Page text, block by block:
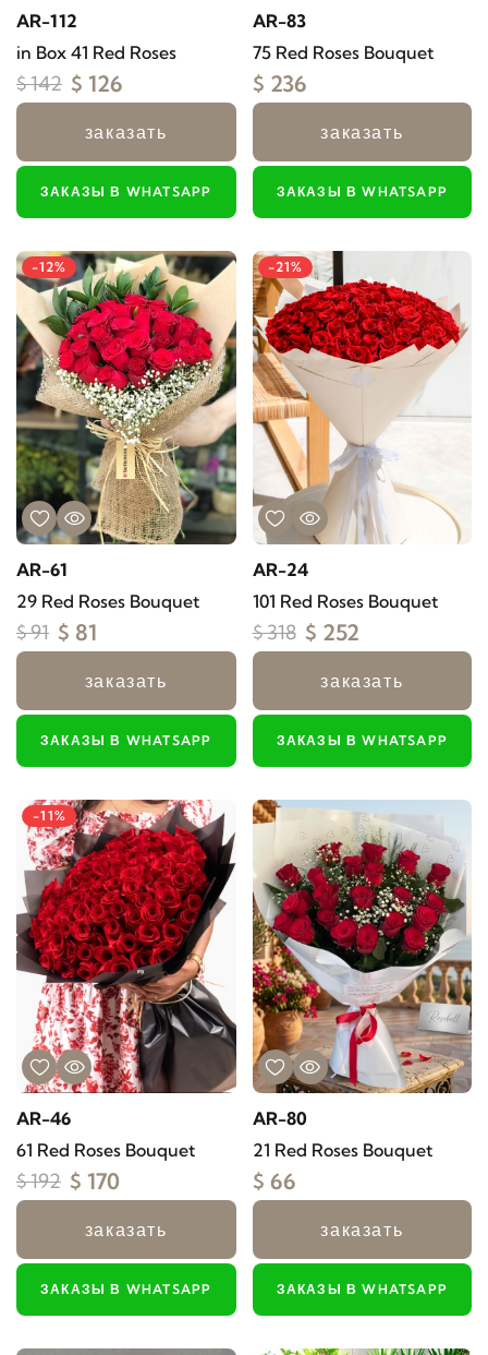
AR-112
in Box 41 Red Roses
$ 142 $ 126
заказать
ЗАКАЗЫ В WHATSAPP
AR-83
75 Red Roses Bouquet
$ 236
заказать
ЗАКАЗЫ В WHATSAPP
-12%
AR-61
29 Red Roses Bouquet
$ 91 $ 81
заказать
ЗАКАЗЫ В WHATSAPP
-21%
AR-24
101 Red Roses Bouquet
$ 318 $ 252
заказать
ЗАКАЗЫ В WHATSAPP
-11%
AR-46
61 Red Roses Bouquet
$ 192 $ 170
заказать
ЗАКАЗЫ В WHATSAPP
AR-80
21 Red Roses Bouquet
$ 66
заказать
ЗАКАЗЫ В WHATSAPP